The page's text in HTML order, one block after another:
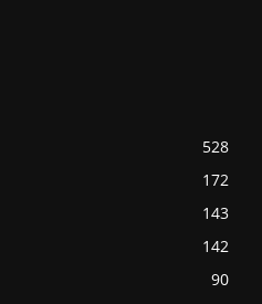
528
172
143
142
90